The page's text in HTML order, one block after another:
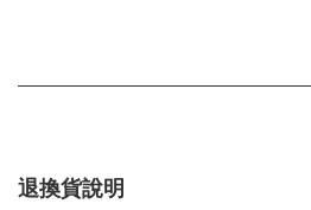
退換貨說明